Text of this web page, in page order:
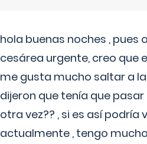
hola buenas noches , pues
cesárea urgente, creo que
me gusta mucho saltar a
dijeron que tenía que
otra vez?? , si es así
actualmente , tengo